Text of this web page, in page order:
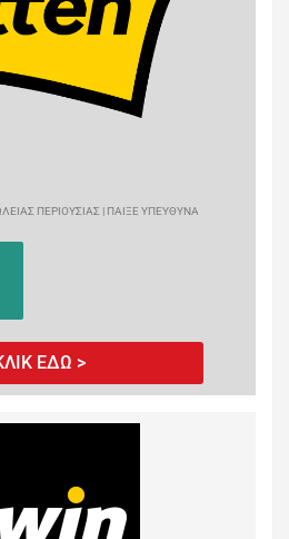
ΠΕΡΙΟΥΣΙΑΣ | ΠΑΙΞΕ ΥΠΕΥΘΥΝΑ
ΕΔΩ >